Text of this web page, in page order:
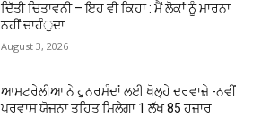
ਦਿੱਤੀ ਚਿਤਾਵਨੀ – ਇਹ ਵੀ ਕਿਹਾ : ਮੈਂ ਲੋਕਾਂ ਨੂੰ ਮਾਰਨਾ
ਨਹੀਂ ਚਾਹੰੁਦਾ
August 3, 2026
ਆਸਟਰੇਲੀਆ ਨੇ ਹੁਨਰਮੰਦਾਂ ਲਈ ਖੋਲ੍ਹੇ ਦਰਵਾਜ਼ੇ -ਨਵੀਂ
ਪਰਵਾਸ ਯੋਜਨਾ ਤਹਿਤ ਮਿਲੇਗਾ 1 ਲੱਖ 85 ਹਜ਼ਾਰ